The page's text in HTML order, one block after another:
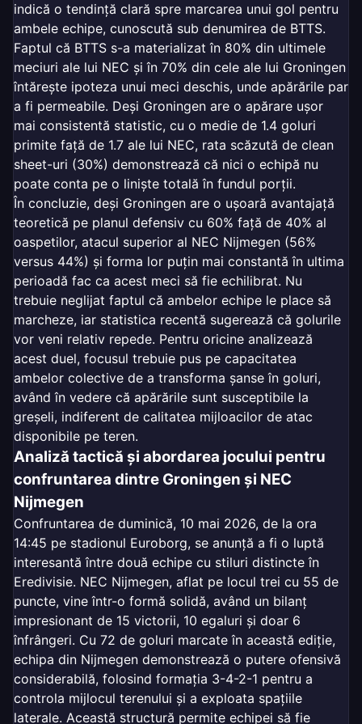
indică o tendință clară spre marcarea unui gol pentru
ambele echipe, cunoscută sub denumirea de BTTS.
Faptul că BTTS s-a materializat în 80% din ultimele
meciuri ale lui NEC și în 70% din cele ale lui Groningen
întărește ipoteza unui meci deschis, unde apărările par
a fi permeabile. Deși Groningen are o apărare ușor
mai consistentă statistic, cu o medie de 1.4 goluri
primite față de 1.7 ale lui NEC, rata scăzută de clean
sheet-uri (30%) demonstrează că nici o echipă nu
poate conta pe o liniște totală în fundul porții.
În concluzie, deși Groningen are o ușoară avantajață
teoretică pe planul defensiv cu 60% față de 40% al
oaspetilor, atacul superior al NEC Nijmegen (56%
versus 44%) și forma lor puțin mai constantă în ultima
perioadă fac ca acest meci să fie echilibrat. Nu
trebuie neglijat faptul că ambelor echipe le place să
marcheze, iar statistica recentă sugerează că golurile
vor veni relativ repede. Pentru oricine analizează
acest duel, focusul trebuie pus pe capacitatea
ambelor colective de a transforma șanse în goluri,
având în vedere că apărările sunt susceptibile la
greșeli, indiferent de calitatea mijloacilor de atac
disponibile pe teren.
Analiză tactică și abordarea jocului pentru
confruntarea dintre Groningen și NEC
Nijmegen
Confruntarea de duminică, 10 mai 2026, de la ora
14:45 pe stadionul Euroborg, se anunță a fi o luptă
interesantă între două echipe cu stiluri distincte în
Eredivisie. NEC Nijmegen, aflat pe locul trei cu 55 de
puncte, vine într-o formă solidă, având un bilanț
impresionant de 15 victorii, 10 egaluri și doar 6
înfrângeri. Cu 72 de goluri marcate în această ediție,
echipa din Nijmegen demonstrează o putere ofensivă
considerabilă, folosind formația 3-4-2-1 pentru a
controla mijlocul terenului și a exploata spațiile
laterale. Această structură permite echipei să fie